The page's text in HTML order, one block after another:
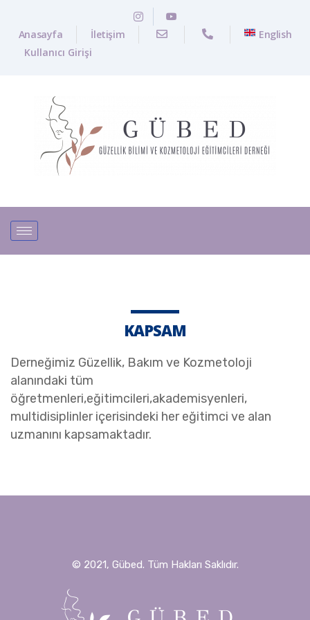
Anasayfa İletişim
English
Kullanıcı Girişi
KAPSAM
Derneğimiz Güzellik, Bakım ve Kozmetoloji
alanındaki tüm
öğretmenleri,eğitimcileri,akademisyenleri,
multidisiplinler içerisindeki her eğitimci ve alan
uzmanını kapsamaktadır.
© 2021, Gübed. Tüm Hakları Saklıdır.